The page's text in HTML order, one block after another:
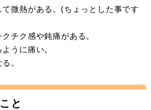
て微熱がある。(ちょっとした事です
チク感や鈍痛がある。
うに痛い。
。
と